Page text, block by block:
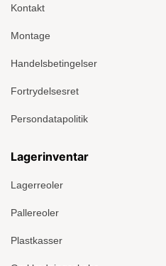
Kontakt
Montage
Handelsbetingelser
Fortrydelsesret
Persondatapolitik
Lagerinventar
Lagerreoler
Pallereoler
Plastkasser